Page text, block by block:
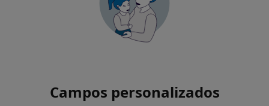
Campos personalizados